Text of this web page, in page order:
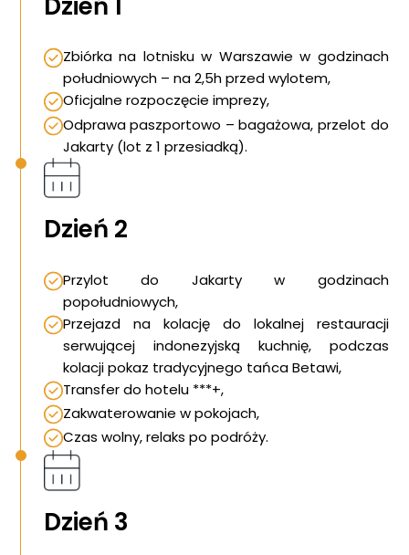
Zbiórka na lotnisku w Warszawie w godzinach
południowych – na 2,5h przed wylotem,
Oficjalne rozpoczęcie imprezy,
Odprawa paszportowo – bagażowa, przelot do
Jakarty (lot z 1 przesiadką).
Dzień 2
Przylot do Jakarty w godzinach
popołudniowych,
Przejazd na kolację do lokalnej restauracji
serwującej indonezyjską kuchnię, podczas
kolacji pokaz tradycyjnego tańca Betawi,
Transfer do hotelu ***+,
Zakwaterowanie w pokojach,
Czas wolny, relaks po podróży.
Dzień 3